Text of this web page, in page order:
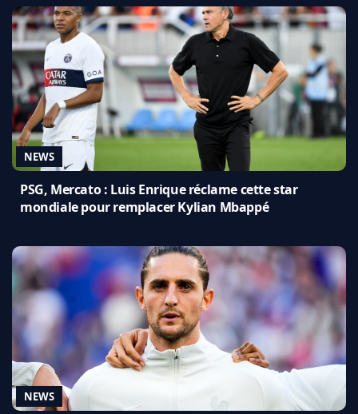
NEWS
PSG, Mercato : Luis Enrique réclame cette star
mondiale pour remplacer Kylian Mbappé
NEWS